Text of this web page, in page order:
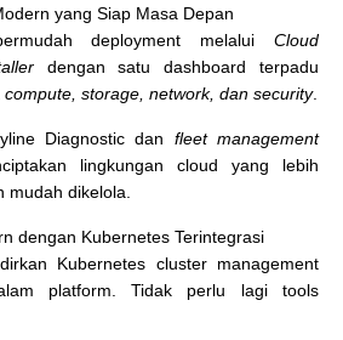
yang Siap Masa Depan
deployment melalui Cloud
dengan satu dashboard terpadu
compute, storage, network, dan security.
Diagnostic dan fleet management
lingkungan cloud yang lebih
mudah dikelola.
dengan Kubernetes Terintegrasi
Kubernetes cluster management
platform. Tidak perlu lagi tools